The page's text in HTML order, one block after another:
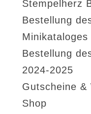
Stempelherz
Bestellung
Minikataloges
Bestellung
2024-2025
Gutscheine &
Shop